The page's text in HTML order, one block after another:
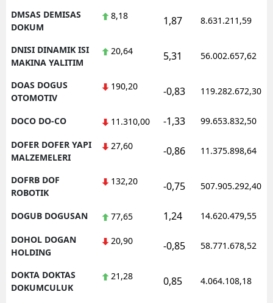
DMSAS DEMISAS
DOKUM
8,18 1,87 8.631.211,59
DNISI DINAMIK ISI
MAKINA YALITIM
20,64 5,31 56.002.657,62
DOAS DOGUS
OTOMOTIV
190,20 -0,83 119.282.672,30
DOCO DO-CO 11.310,00 -1,33 99.653.832,50
DOFER DOFER YAPI
MALZEMELERI
27,60 -0,86 11.375.898,64
DOFRB DOF
ROBOTIK
132,20 -0,75 507.905.292,40
DOGUB DOGUSAN 77,65 1,24 14.620.479,55
DOHOL DOGAN
HOLDING
20,90 -0,85 58.771.678,52
DOKTA DOKTAS
DOKUMCULUK
21,28 0,85 4.064.108,18